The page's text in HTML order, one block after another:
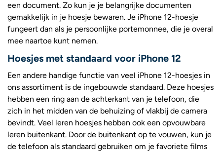
een document. Zo kun je je belangrijke documenten
gemakkelijk in je hoesje bewaren. Je iPhone 12-hoesje
fungeert dan als je persoonlijke portemonnee, die je overal
mee naartoe kunt nemen.
Hoesjes met standaard voor iPhone 12
Een andere handige functie van veel iPhone 12-hoesjes in
ons assortiment is de ingebouwde standaard. Deze hoesjes
hebben een ring aan de achterkant van je telefoon, die
zich in het midden van de behuizing of vlakbij de camera
bevindt. Veel leren hoesjes hebben ook een opvouwbare
leren buitenkant. Door de buitenkant op te vouwen, kun je
de telefoon als standaard gebruiken om je favoriete films